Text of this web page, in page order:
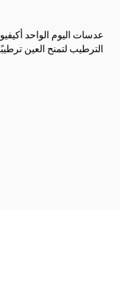
عدسات اليوم الواحد
الترطيب لتمنح العين